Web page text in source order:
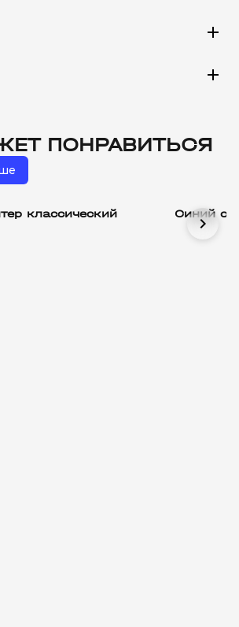
add
add
ПОНРАВИТЬСЯ
классический Синий
chevron_right